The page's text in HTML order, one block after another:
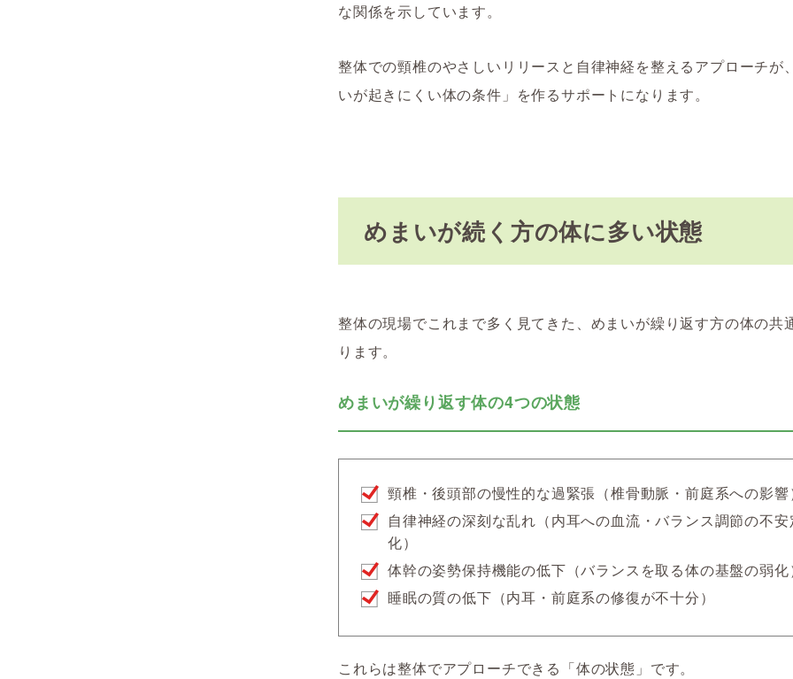
な関係を示しています。
整体での頸椎のやさしいリリースと自律神経を整えるアプローチが
いが起きにくい体の条件」を作るサポートになります。
めまいが続く方の体に多い状態
整体の現場でこれまで多く見てきた、めまいが繰り返す方の体の共
ります。
めまいが繰り返す体の4つの状態
頸椎・後頭部の慢性的な過緊張（椎骨動脈・前庭系への影響
自律神経の深刻な乱れ（内耳への血流・バランス調節の不安
化）
体幹の姿勢保持機能の低下（バランスを取る体の基盤の弱化
睡眠の質の低下（内耳・前庭系の修復が不十分）
これらは整体でアプローチできる「体の状態」です。